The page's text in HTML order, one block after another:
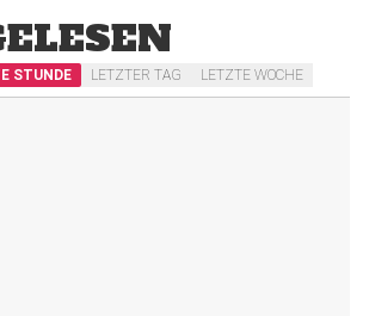
STUNDE LETZTER TAG LETZTE WOCHE